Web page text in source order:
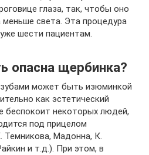
глаза, так, чтобы оно
меньше света. Эта процедура
шести пациентам.
щербинка?
может быть изюминкой
как эстетический
беспокоит некоторых людей,
под прицелом
Темникова, Мадонна, К.
и т.д.). При этом, в